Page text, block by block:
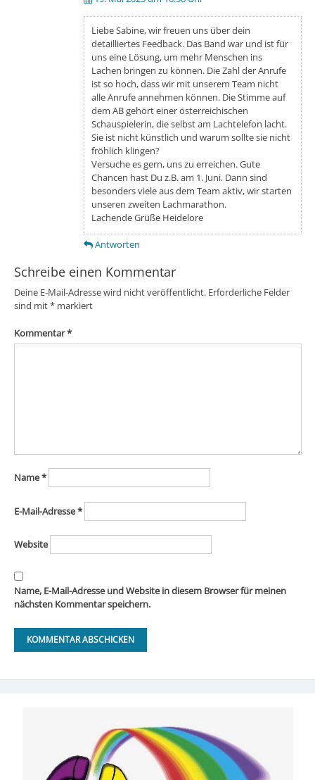
Liebe Sabine, wir freuen uns über dein
detailliertes Feedback. Das Band war und ist für
uns eine Lösung, um mehr Menschen ins
Lachen bringen zu können. Die Zahl der Anrufe
ist so hoch, dass wir mit unserem Team nicht
alle Anrufe annehmen können. Die Stimme auf
dem AB gehört einer österreichischen
Schauspielerin, die selbst am Lachtelefon lacht.
Sie ist nicht künstlich und warum sollte sie nicht
fröhlich klingen?
Versuche es gern, uns zu erreichen. Gute
Chancen hast Du z.B. am 1. Juni. Dann sind
besonders viele aus dem Team aktiv, wir starten
unseren zweiten Lachmarathon.
Lachende Grüße Heidelore
Antworten
Schreibe einen Kommentar
Deine E-Mail-Adresse wird nicht veröffentlicht. Erforderliche Felder
sind mit*markiert
Kommentar*
Name*
E-Mail-Adresse*
Website
Name, E-Mail-Adresse und Website in diesem Browser für meinen
nächsten Kommentar speichern.